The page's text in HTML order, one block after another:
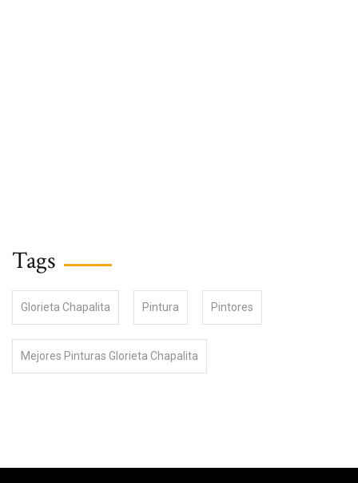
Tags
Glorieta Chapalita Pintura Pintores
Mejores Pinturas Glorieta Chapalita